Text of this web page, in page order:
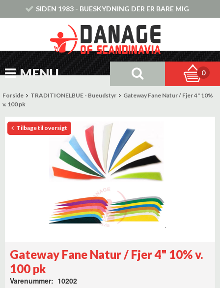
SIDEN 1983 - BUESKYDNING DER ER BARE MIG
MENU 0
Forside TRADITIONELBUE - Bueudstyr
Gateway Fane Natur / Fjer 4" 10%
v. 100 pk
Tilbage til oversigt
Gateway Fane Natur / Fjer 4" 10% v.
100 pk
Varenummer: 10202